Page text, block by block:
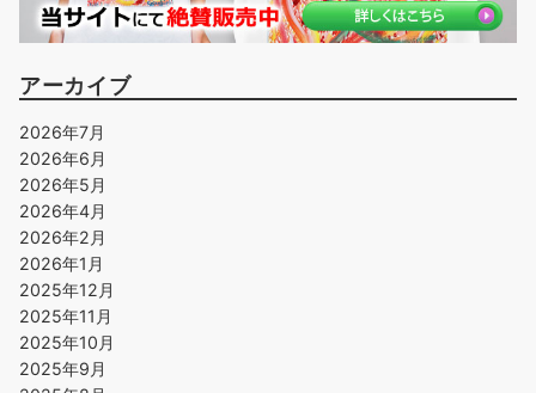
アーカイブ
2026年7月
2026年6月
2026年5月
2026年4月
2026年2月
2026年1月
2025年12月
2025年11月
2025年10月
2025年9月